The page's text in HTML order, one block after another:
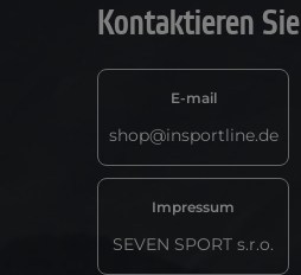
Kontaktieren
E-mail
shop@insportline.de
Impressum
SEVEN SPORT s.r.o.